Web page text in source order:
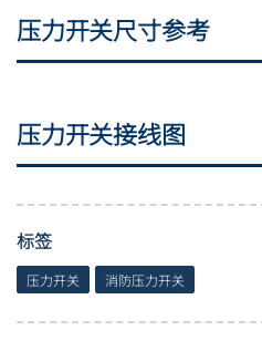
压力开关尺寸参考
压力开关接线图
标签
压力开关 消防压力开关